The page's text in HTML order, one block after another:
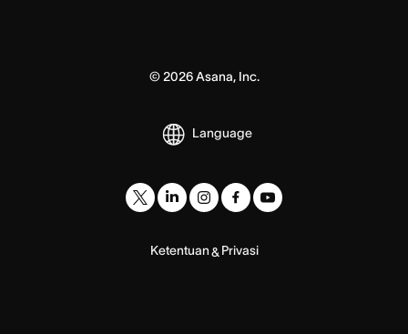
© 2026Asana, Inc.
Language
Ketentuan& Privasi